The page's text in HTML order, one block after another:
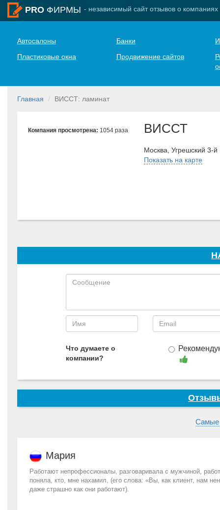
PRO ФИРМЫ - независимый сайт отзывов о компаниях
Автосалоны Банки
Пластиковые окна
Продвижение сайтов
Главная ВИССТ: ламинат
Компания просмотрена: 1054 раза ВИССТ
Москва, Угрешский 3-
Показать на карте
Что думаете о
компании?
Самые
Мария
Работают непрофессионалы, разговаривала с мужчиной,
поняла, кто, мне нахамил, (его слова: «Вы, как клиент, нам
даже страшно как они работают).